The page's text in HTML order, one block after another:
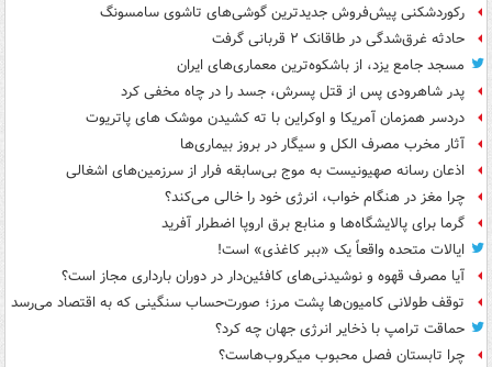
رکوردشکنی پیش‌فروش جدیدترین گوشی‌های تاشوی سامسونگ
حادثه غرق‌شدگی در طاقانک ۲ قربانی گرفت
مسجد جامع یزد، از باشکوه‌ترین معماری‌های ایران
پدر شاهرودی پس از قتل پسرش، جسد را در چاه مخفی کرد
دردسر همزمان آمریکا و اوکراین با ته کشیدن موشک های پاتریوت
آثار مخرب مصرف الکل و سیگار در بروز بیماری‌ها
اذعان رسانه صهیونیست به موج بی‌سابقه فرار از سرزمین‌های اشغالی
چرا مغز در هنگام خواب، انرژی خود را خالی می‌کند؟
گرما برای پالایشگاه‌ها و منابع برق اروپا اضطرار آفرید
ایالات متحده واقعاً یک «ببر کاغذی» است!
آیا مصرف قهوه و نوشیدنی‌های کافئین‌دار در دوران بارداری مجاز است؟
توقف طولانی کامیون‌ها پشت مرز؛ صورت‌حساب سنگینی که به اقتصاد می‌رسد
حماقت ترامپ با ذخایر انرژی جهان چه کرد؟
چرا تابستان فصل محبوب میکروب‌هاست؟